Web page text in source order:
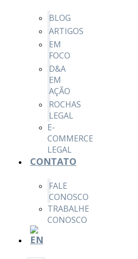
BLOG
ARTIGOS
EM
FOCO
D&A
EM
AÇÃO
ROCHAS
LEGAL
E-
COMMERCE
LEGAL
CONTATO
FALE
CONOSCO
TRABALHE
CONOSCO